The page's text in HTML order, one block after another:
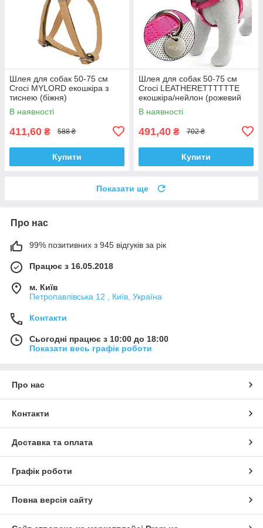
Шлея для собак 50-75 см
Croci MYLORD екошкіра з
тиснею (біжня)
В наявності
411,60 ₴ 588 ₴
Купити
Шлея для собак 50-75 см
Croci LEATHERETTTTTTE
екошкіра/нейлон (рожевий
лак)
В наявності
491,40 ₴ 702 ₴
Купити
Показати ще
Про нас
99% позитивних з 945 відгуків за рік
Працює з 16.05.2018
м. Київ
Петропавлівська 12 , Київ, Україна
Контакти
Сьогодні працює з 10:00 до 18:00
Показати весь графік роботи
Про нас
Контакти
Доставка та оплата
Графік роботи
Повна версія сайту